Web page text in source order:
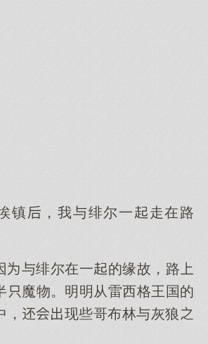
镇，我与绯尔一走在路
与绯尔在一的缘故，路
魔物。明明从雷西格王国的
现些哥布林与灰狼